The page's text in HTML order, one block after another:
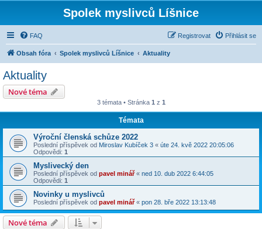
Spolek myslivců Líšnice
FAQ Přihlásit se
Registrovat
Obsah fóra Spolek myslivců Líšnice Aktuality
Aktuality
Nové téma
3 témata • Stránka 1 z 1
Témata
Výroční členská schůze 2022
Poslední příspěvek od Miroslav Kubíček 3 « úte 24. kvě 2022 20:05:06
Odpovědi: 1
Myslivecký den
Poslední příspěvek od pavel minář« ned 10. dub 2022 6:44:05
Odpovědi: 1
Novinky u myslivců
Poslední příspěvek od pavel minář« pon 28. bře 2022 13:13:48
Nové téma